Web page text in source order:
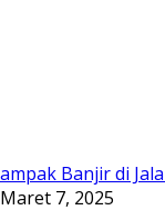
Maret 7, 2025